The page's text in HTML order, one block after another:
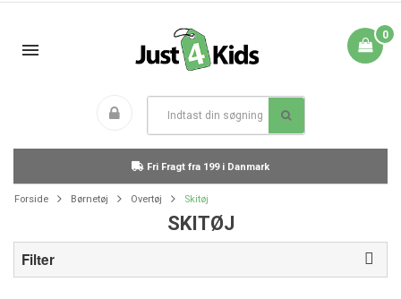
0
Fri Fragt fra 199 i Danmark
Forside Børnetøj Overtøj Skitøj
SKITØJ
Filter